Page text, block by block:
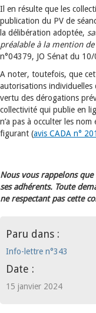
Il en résulte que les
publication du PV de
la délibération adoptée,
préalable à la mention
n°04379, JO Sénat du
A noter, toutefois, que
autorisations individuelles
vertu des dérogations
collectivité qui publie en
n’a pas à occulter les
figurant (avis CADA n°
Nous vous rappelons
ses adhérents. Toute
ne respectant pas cette
Paru dans :
Info-lettre n°343
Date :
15 janvier 2024